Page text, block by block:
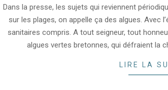
Dans la presse, les sujets qui reviennent
sur les plages, on appelle ça des algues. Avec
sanitaires compris. A tout seigneur, tout
algues vertes bretonnes, qui défraient la
LIRE LA